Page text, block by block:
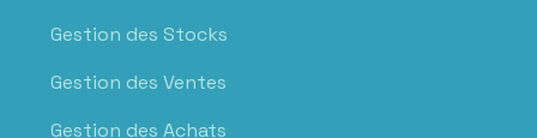
Gestion des Stocks
Gestion des Ventes
Gestion des Achats